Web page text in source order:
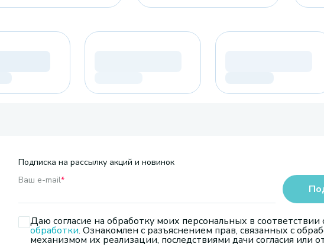
Подписка на рассылку акций и новинок
Ваш e-mail*
Даю согласие на обработку моих персональных в соответствии
обработки. Ознакомлен с разъяснением прав, связанных с
механизмом их реализации, последствиями дачи согласия или